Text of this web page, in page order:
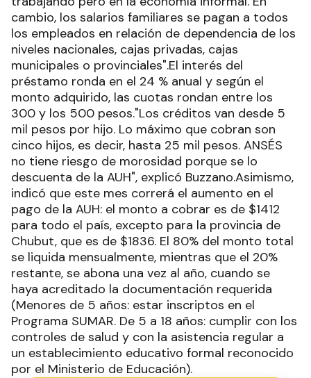
cambio, los salarios familiares se pagan a todos
los empleados en relación de dependencia de los
niveles nacionales, cajas privadas, cajas
municipales o provinciales".El interés del
préstamo ronda en el 24 % anual y según el
monto adquirido, las cuotas rondan entre los
300 y los 500 pesos."Los créditos van desde 5
mil pesos por hijo. Lo máximo que cobran son
cinco hijos, es decir, hasta 25 mil pesos. ANSÉS
no tiene riesgo de morosidad porque se lo
descuenta de la AUH", explicó Buzzano.Asimismo,
indicó que este mes correrá el aumento en el
pago de la AUH: el monto a cobrar es de $1412
para todo el país, excepto para la provincia de
Chubut, que es de $1836. El 80% del monto total
se liquida mensualmente, mientras que el 20%
restante, se abona una vez al año, cuando se
haya acreditado la documentación requerida
(Menores de 5 años: estar inscriptos en el
Programa SUMAR. De 5 a 18 años: cumplir con los
controles de salud y con la asistencia regular a
un establecimiento educativo formal reconocido
por el Ministerio de Educación).